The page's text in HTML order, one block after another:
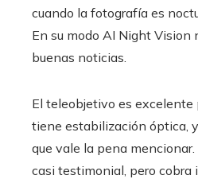
cuando la fotografía es
En su modo AI Night Vision
buenas noticias.
El teleobjetivo es excelente
tiene estabilización óptica,
que vale la pena
casi testimonial, pero cobra